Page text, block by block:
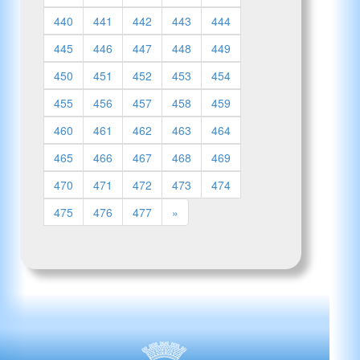
440
441 442 443
444
445
446 447 448
449
450
451 452 453
454
455
456 457 458
459
460
461 462 463
464
465
466 467 468
469
470
471 472 473
474
475
476 477 »